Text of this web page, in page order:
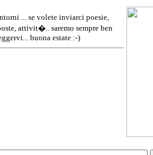
... se volete inviarci poesie,
attivit�.. saremo sempre ben
buona estate :-)